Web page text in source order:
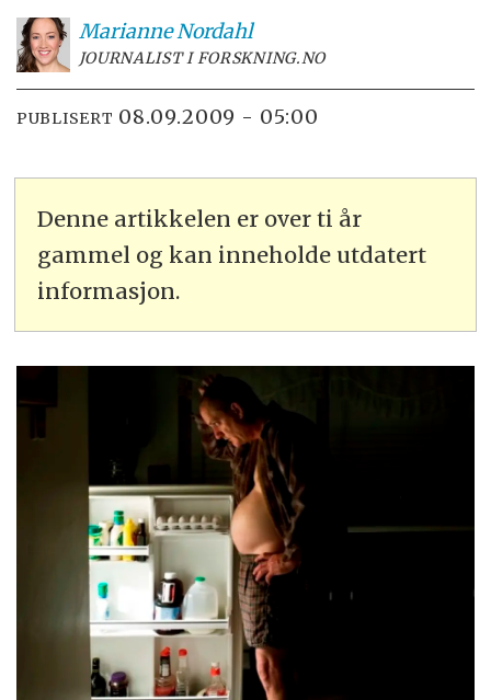
MarianneNordahl
JOURNALIST I FORSKNING.NO
PUBLISERT 08.09.2009 - 05:00
Denne artikkelen er over ti år
gammel og kan inneholde utdatert
informasjon.